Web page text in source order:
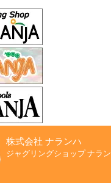
株式会社 ナランハ
ジャグリングショップ ナラ